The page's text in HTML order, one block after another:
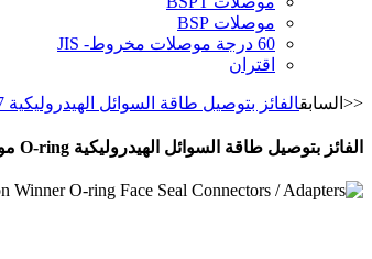
موصلات BSP
60 درجة موصلات مخروط- JIS
اقتران
<<السابقالفائز بتوصيل طاقة السوائل الهيدروليكية 37 درجة موصلات / محولات متوهجة
الفائز بتوصيل طاقة السوائل الهيدروليكية O-ring موصلات / محولات ختم الوجه